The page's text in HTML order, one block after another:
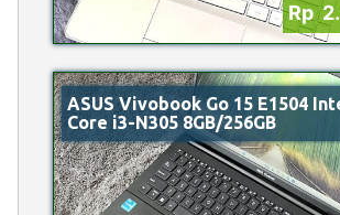
Rp
ASUS Vivobook Go 15 E1504
Core i3-N305 8GB/256GB